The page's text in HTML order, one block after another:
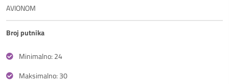
AVIONOM
Broj putnika
Minimalno: 24
Maksimalno: 30